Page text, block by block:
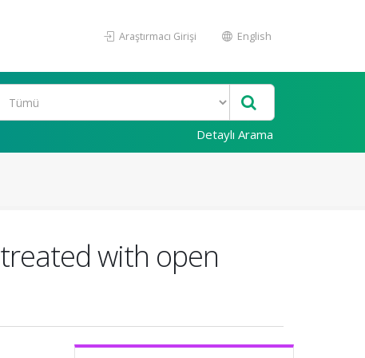
Araştırmacı Girişi English
Detaylı Arama
with open